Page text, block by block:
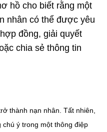
hồ cho biết rằng một
nhân có thể được yêu
đồng, giải quyết
chia sẻ thông tin
thành nạn nhân. Tất nhiên,
ý trong một thông điệp